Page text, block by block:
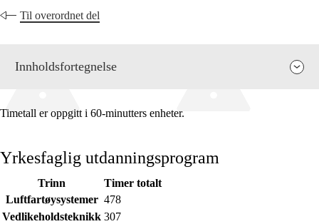
Til overordnet del
Innholdsfortegnelse
Fagenes relevans og sentrale verdier
Kjerneelementer
Timetall er oppgitt i 60-minutters enheter.
Yrkesfaglig utdanningsprogram
Trinn
Timer totalt
Luftfartøysystemer 478
Vedlikeholdsteknikk 307